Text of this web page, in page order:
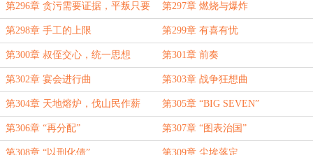
第296章 贪污需要证据，平叛只要
名单
第297章 燃烧与爆炸
第298章 手工的上限 第299章 有喜有忧
第300章 叔侄交心，统一思想 第301章 前奏
第302章 宴会进行曲 第303章 战争狂想曲
第304章 天地熔炉，伐山民作薪 第305章 “BIG SEVEN”
第306章 “再分配” 第307章 “图表治国”
第308章 “以刑化债” 第309章 尘埃落定